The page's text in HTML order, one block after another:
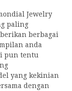
Jewelry
paling
berbagai
anda
pun tentu
yang kekinian
dengan